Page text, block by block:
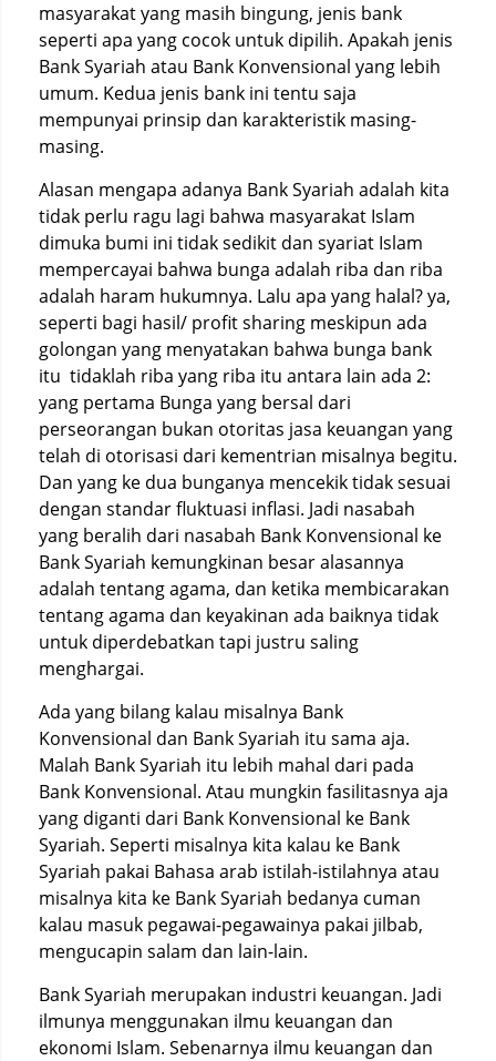
masyarakat yang masih bingung, jenis bank
seperti apa yang cocok untuk dipilih. Apakah jenis
Bank Syariah atau Bank Konvensional yang lebih
umum. Kedua jenis bank ini tentu saja
mempunyai prinsip dan karakteristik masing-
masing.
Alasan mengapa adanya Bank Syariah adalah kita
tidak perlu ragu lagi bahwa masyarakat Islam
dimuka bumi ini tidak sedikit dan syariat Islam
mempercayai bahwa bunga adalah riba dan riba
adalah haram hukumnya. Lalu apa yang halal? ya,
seperti bagi hasil/ profit sharing meskipun ada
golongan yang menyatakan bahwa bunga bank
itu tidaklah riba yang riba itu antara lain ada 2:
yang pertama Bunga yang bersal dari
perseorangan bukan otoritas jasa keuangan yang
telah di otorisasi dari kementrian misalnya begitu.
Dan yang ke dua bunganya mencekik tidak sesuai
dengan standar fluktuasi inflasi. Jadi nasabah
yang beralih dari nasabah Bank Konvensional ke
Bank Syariah kemungkinan besar alasannya
adalah tentang agama, dan ketika membicarakan
tentang agama dan keyakinan ada baiknya tidak
untuk diperdebatkan tapi justru saling
menghargai.
Ada yang bilang kalau misalnya Bank
Konvensional dan Bank Syariah itu sama aja.
Malah Bank Syariah itu lebih mahal dari pada
Bank Konvensional. Atau mungkin fasilitasnya aja
yang diganti dari Bank Konvensional ke Bank
Syariah. Seperti misalnya kita kalau ke Bank
Syariah pakai Bahasa arab istilah-istilahnya atau
misalnya kita ke Bank Syariah bedanya cuman
kalau masuk pegawai-pegawainya pakai jilbab,
mengucapin salam dan lain-lain.
Bank Syariah merupakan industri keuangan. Jadi
ilmunya menggunakan ilmu keuangan dan
ekonomi Islam. Sebenarnya ilmu keuangan dan